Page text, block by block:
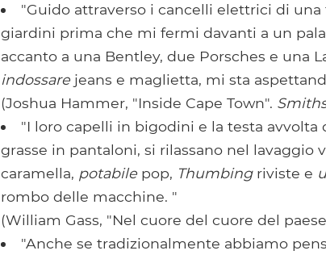
"Guido attraverso i cancelli elettrici di
giardini prima che mi fermi davanti a un
accanto a una Bentley, due Porsches e una
indossare jeans e maglietta, mi sta
(Joshua Hammer, "Inside Cape Town".
"I loro capelli in bigodini e la testa avvolta
grasse in pantaloni, si rilassano nel lavaggio
caramella, potabile pop, Thumbingriviste e
rombo delle macchine. "
(William Gass, "Nel cuore del cuore del
"Anche se tradizionalmente abbiamo